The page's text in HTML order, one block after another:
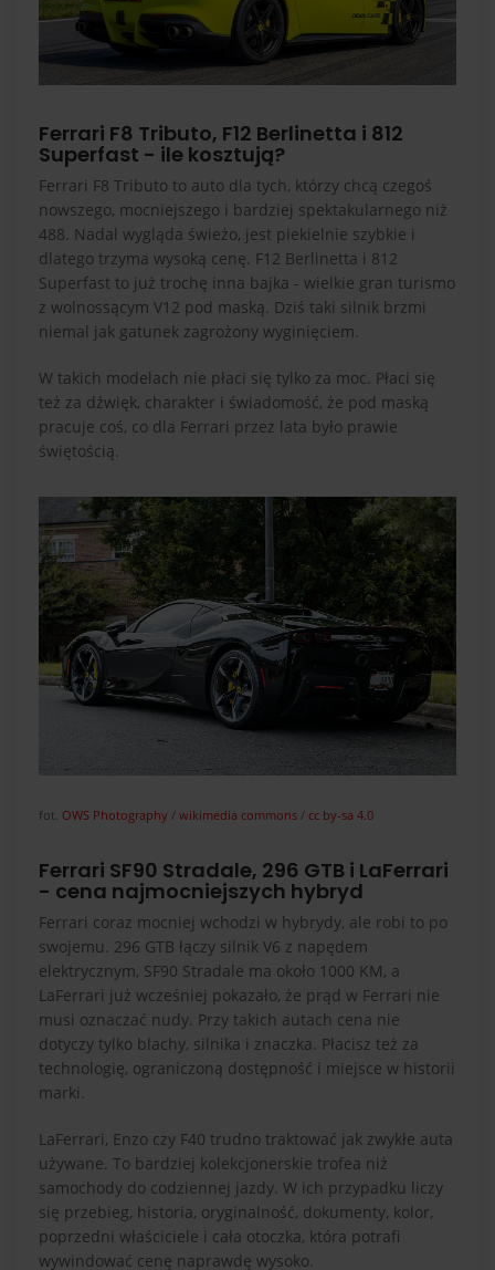
Ferrari F8 Tributo, F12 Berlinetta i 812
Superfast - ile kosztują?
Ferrari F8 Tributo to auto dla tych, którzy chcą czegoś
nowszego, mocniejszego i bardziej spektakularnego niż
488. Nadal wygląda świeżo, jest piekielnie szybkie i
dlatego trzyma wysoką cenę. F12 Berlinetta i 812
Superfast to już trochę inna bajka - wielkie gran turismo
z wolnossącym V12 pod maską. Dziś taki silnik brzmi
niemal jak gatunek zagrożony wyginięciem.
W takich modelach nie płaci się tylko za moc. Płaci się
też za dźwięk, charakter i świadomość, że pod maską
pracuje coś, co dla Ferrari przez lata było prawie
świętością.
fot. OWS Photography / wikimedia commons / cc by-sa 4.0
Ferrari SF90 Stradale, 296 GTB i LaFerrari
- cena najmocniejszych hybryd
Ferrari coraz mocniej wchodzi w hybrydy, ale robi to po
swojemu. 296 GTB łączy silnik V6 z napędem
elektrycznym, SF90 Stradale ma około 1000 KM, a
LaFerrari już wcześniej pokazało, że prąd w Ferrari nie
musi oznaczać nudy. Przy takich autach cena nie
dotyczy tylko blachy, silnika i znaczka. Płacisz też za
technologię, ograniczoną dostępność i miejsce w historii
marki.
LaFerrari, Enzo czy F40 trudno traktować jak zwykłe auta
używane. To bardziej kolekcjonerskie trofea niż
samochody do codziennej jazdy. W ich przypadku liczy
się przebieg, historia, oryginalność, dokumenty, kolor,
poprzedni właściciele i cała otoczka, która potrafi
wywindować cenę naprawdę wysoko.